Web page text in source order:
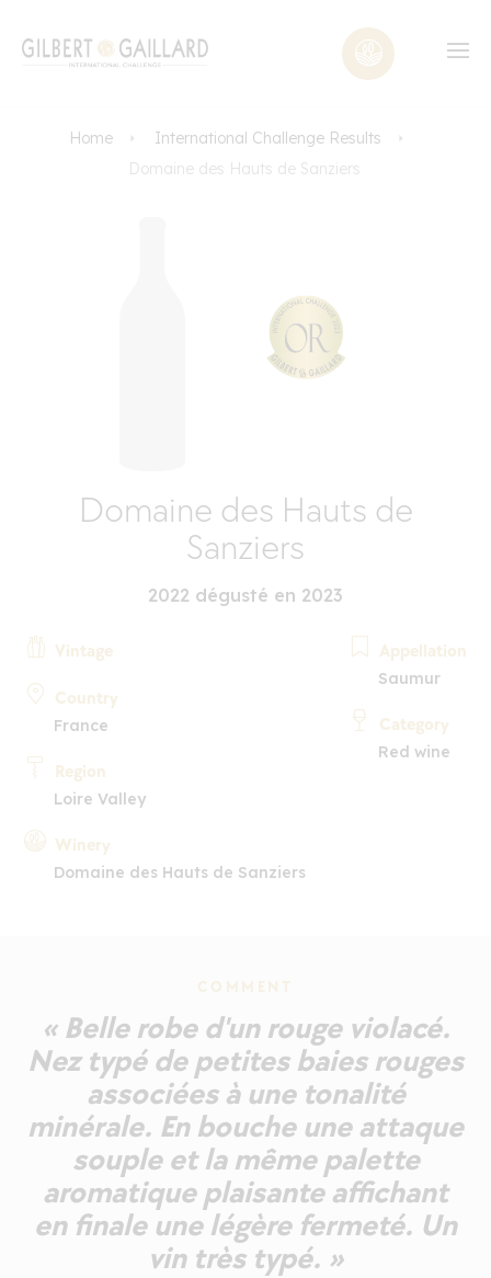
Home
International Challenge Results
Domaine des Hauts de Sanziers
Domaine des Hauts de
Sanziers
2022 dégusté en 2023
Vintage
Country
France
Region
Loire Valley
Winery
Domaine des Hauts de Sanziers
Appellation
Saumur
Category
Red wine
COMMENT
« Belle robe d'un rouge violacé.
Nez typé de petites baies rouges
associées à une tonalité
minérale. En bouche une attaque
souple et la même palette
aromatique plaisante affichant
en finale une légère fermeté. Un
vin très typé. »